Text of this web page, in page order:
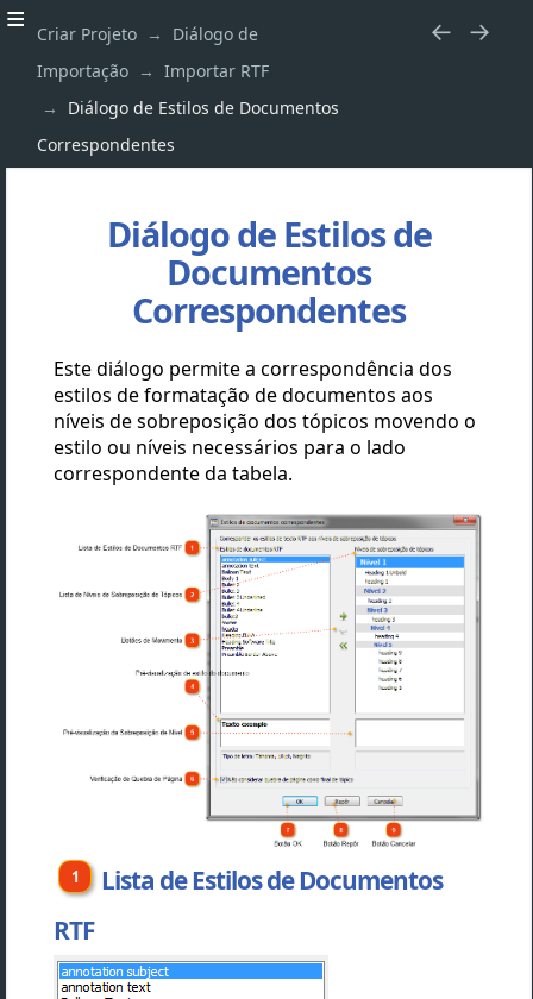
Criar Projeto
Diálogo de
Importação
Importar RTF
Diálogo de Estilos de Documentos
Correspondentes
Diálogo de Estilos de
Documentos
Correspondentes
Este diálogo permite a correspondência dos
estilos de formatação de documentos aos
níveis de sobreposição dos tópicos movendo o
estilo ou níveis necessários para o lado
correspondente da tabela.
Lista de Estilos de Documentos
RTF